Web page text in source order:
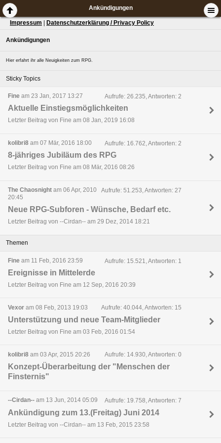
Ankündigungen
Impressum Datenschutzerklärung / Privacy Policy
Ankündigungen
Hier erfahrt ihr alle Neuigkeiten zum RPG.
Sticky Topics
Fine am 23 Jan, 2017 13:27 Aufrufe: 26.235, Antworten: 2
Aktuelle Einstiegsmöglichkeiten
Letzter Beitrag von Fine am 08 Jan, 2019 16:08
kolibri8 am 07 Mär, 2016 18:00 Aufrufe: 16.762, Antworten: 2
8-jähriges Jubiläum des RPG
Letzter Beitrag von Fine am 08 Mär, 2016 08:26
The Chaosnight am 06 Apr, 2010
20:45
Aufrufe: 51.253, Antworten: 27
Neue RPG-Subforen - Wünsche, Bedarf etc.
Letzter Beitrag von --Cirdan-- am 29 Dez, 2014 18:21
Themen
Fine am 11 Feb, 2016 23:59 Aufrufe: 15.521, Antworten: 1
Ereignisse in Mittelerde
Letzter Beitrag von Fine am 12 Sep, 2016 20:39
Vexor am 08 Feb, 2013 19:03 Aufrufe: 40.044, Antworten: 15
Unterstützung und neue Team-Mitglieder
Letzter Beitrag von Fine am 03 Feb, 2016 01:54
kolibri8 am 03 Apr, 2015 20:26 Aufrufe: 14.930, Antworten: 0
Konzept-Überarbeitung der "Menschen der
Finsternis"
--Cirdan-- am 13 Jun, 2014 05:09 Aufrufe: 19.758, Antworten: 7
Ankündigung zum 13.(Freitag) Juni 2014
Letzter Beitrag von --Cirdan-- am 13 Feb, 2015 23:58